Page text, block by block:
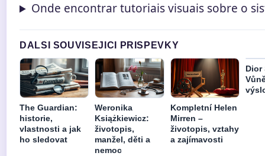
Onde encontrar tutoriais visuais sobre o
DALSI SOUVISEJICI PRISPEVKY
The Guardian:
historie,
vlastnosti a jak
ho sledovat
Weronika
Książkiewicz:
životopis,
manžel, děti a
nemoc
Kompletní Helen
Mirren –
životopis, vztahy
a zajímavosti
Dior